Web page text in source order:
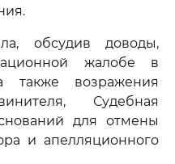
обсудив доводы,
жалобе в
возражения
Судебная
для отмены
и апелляционного